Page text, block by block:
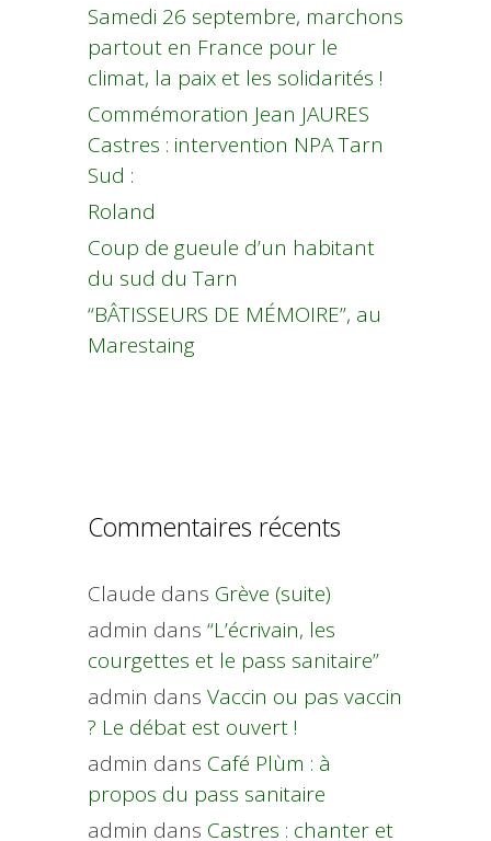
Samedi 26 septembre, marchons
partout en France pour le
climat, la paix et les solidarités !
Commémoration Jean JAURES
Castres : intervention NPA Tarn
Sud :
Roland
Coup de gueule d’un habitant
du sud du Tarn
“BÂTISSEURS DE MÉMOIRE”, au
Marestaing
Commentaires récents
Claude dans Grève (suite)
admin dans “L’écrivain, les
courgettes et le pass sanitaire”
admin dans Vaccin ou pas vaccin
? Le débat est ouvert !
admin dans Café Plùm : à
propos du pass sanitaire
admin dans Castres : chanter et